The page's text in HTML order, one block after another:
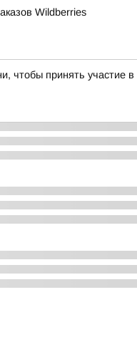
Wildberries
чтобы принять участие